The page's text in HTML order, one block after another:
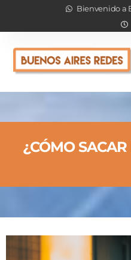
Bienvenido a
¿CÓMO